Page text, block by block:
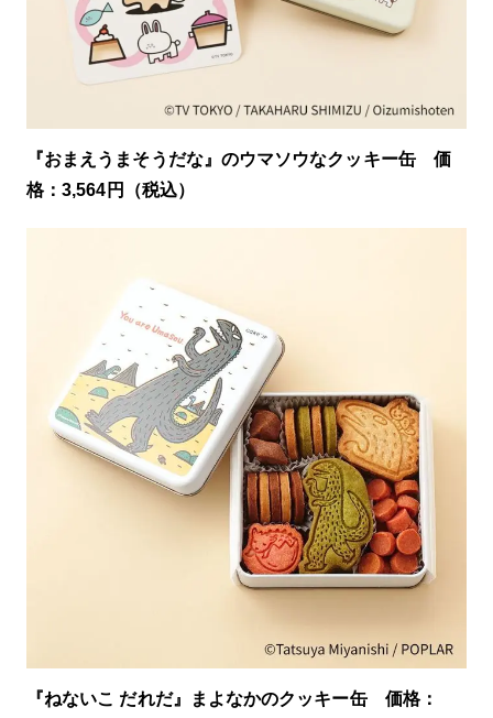
『おまえうまそうだな』のウマソウなクッキー缶 価
格：3,564円（税込）
『ねないこ だれだ』まよなかのクッキー缶 価格：